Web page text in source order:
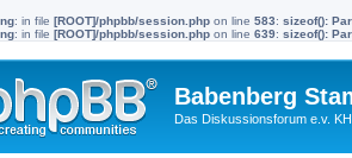
: in file [ROOT]/phpbb/session.php on line 583: sizeof():
: in file [ROOT]/phpbb/session.php on line 639: sizeof():
Babenberg
Das Diskussionsforum e.v.